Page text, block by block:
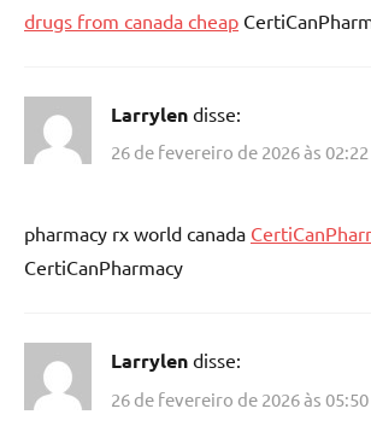
drugs from canada cheap
Larrylen disse:
26 de fevereiro de 2026 às 02:22
pharmacy rx world canada
CertiCanPharmacy
Larrylen disse:
26 de fevereiro de 2026 às 05:50